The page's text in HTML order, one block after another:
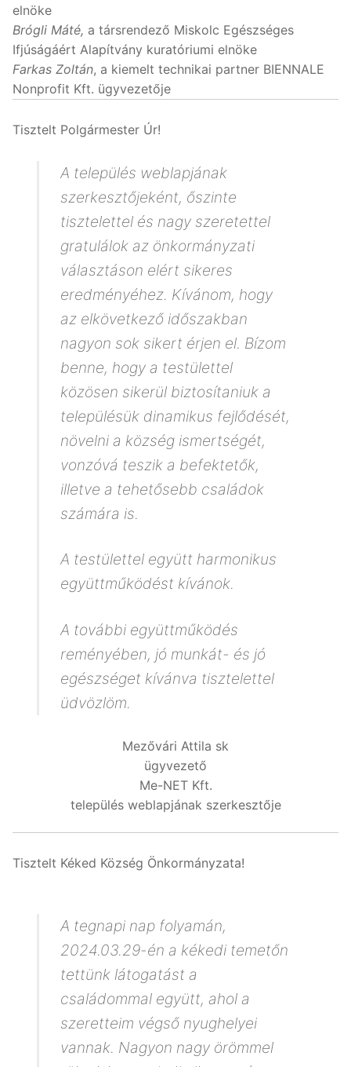
elnöke
Brógli Máté, a társrendező Miskolc Egészséges
Ifjúságáért Alapítvány kuratóriumi elnöke
Farkas Zoltán, a kiemelt technikai partner BIENNALE
Nonprofit Kft. ügyvezetője
Tisztelt Polgármester Úr!
A település weblapjának
szerkesztőjeként, őszinte
tisztelettel és nagy szeretettel
gratulálok az önkormányzati
választáson elért sikeres
eredményéhez. Kívánom, hogy
az elkövetkező időszakban
nagyon sok sikert érjen el. Bízom
benne, hogy a testülettel
közösen sikerül biztosítaniuk a
településük dinamikus fejlődését,
növelni a község ismertségét,
vonzóvá teszik a befektetők,
illetve a tehetősebb családok
számára is.
A testülettel együtt harmonikus
együttműködést kívánok.
A további együttműködés
reményében, jó munkát- és jó
egészséget kívánva tisztelettel
üdvözlöm.
Mezővári Attila sk
ügyvezető
Me-NET Kft.
település weblapjának szerkesztője
Tisztelt Kéked Község Önkormányzata!
A tegnapi nap folyamán,
2024.03.29-én a kékedi temetőn
tettünk látogatást a
családommal együtt, ahol a
szeretteim végső nyughelyei
vannak. Nagyon nagy örömmel